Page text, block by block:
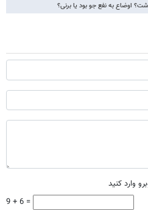
اوضاع به نفع جو بود یا برنی؟
وارد کنید
9 + 6 =